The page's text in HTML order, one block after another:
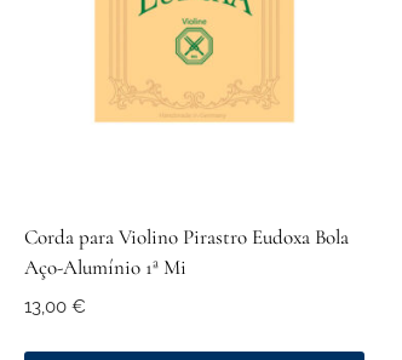
Corda para Violino Pirastro Eudoxa Bola
Aço-Alumínio 1ª Mi
13,00 €